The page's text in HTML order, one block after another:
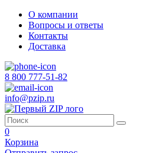
О компании
Вопросы и ответы
Контакты
Доставка
8 800 777-51-82
info@pzip.ru
0
Корзина